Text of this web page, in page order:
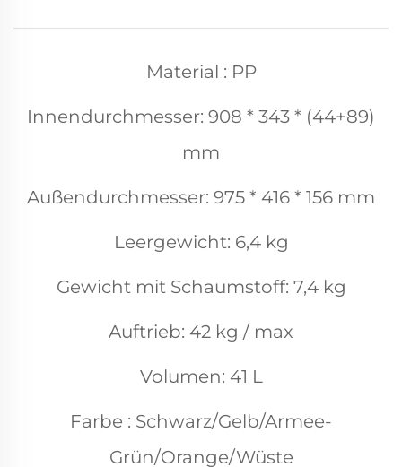
Material : PP
Innendurchmesser: 908 * 343 * (44+89)
mm
Außendurchmesser: 975 * 416 * 156 mm
Leergewicht: 6,4 kg
Gewicht mit Schaumstoff: 7,4 kg
Auftrieb: 42 kg / max
Volumen: 41 L
Farbe : Schwarz/Gelb/Armee-
Grün/Orange/Wüste